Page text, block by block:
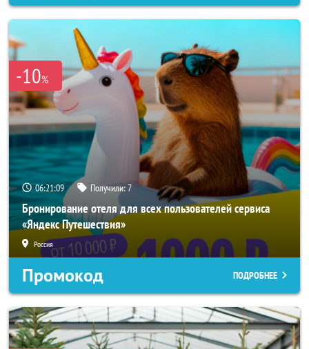
-10%
06:21:08 Получили:7
Бронирование отеля для всех пользователей сервиса
«Яндекс Путешествия»
Россия
Промокод ПОДРОБНЕЕ